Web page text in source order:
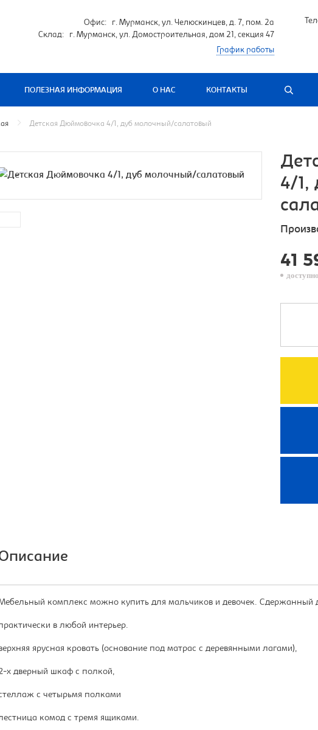
Офис: г. Мурманск, ул. Челюскинцев, д. 7, пом. 2а
Склад: г. Мурманск, ул. Домостроительная, дом 21, секция 47
График работы
ПОЛЕЗНАЯ ИНФОРМАЦИЯ О НАС КОНТАКТЫ
Детская Дюймовочка 4/1, дуб молочный/салатовый
4/1,
41
комплекс можно купить для мальчиков и девочек. Сдержанный
в любой интерьер.
ярусная кровать (основание под матрас с деревянными лагами),
х дверный шкаф с полкой,
с четырьмя полками
комод с тремя ящиками.